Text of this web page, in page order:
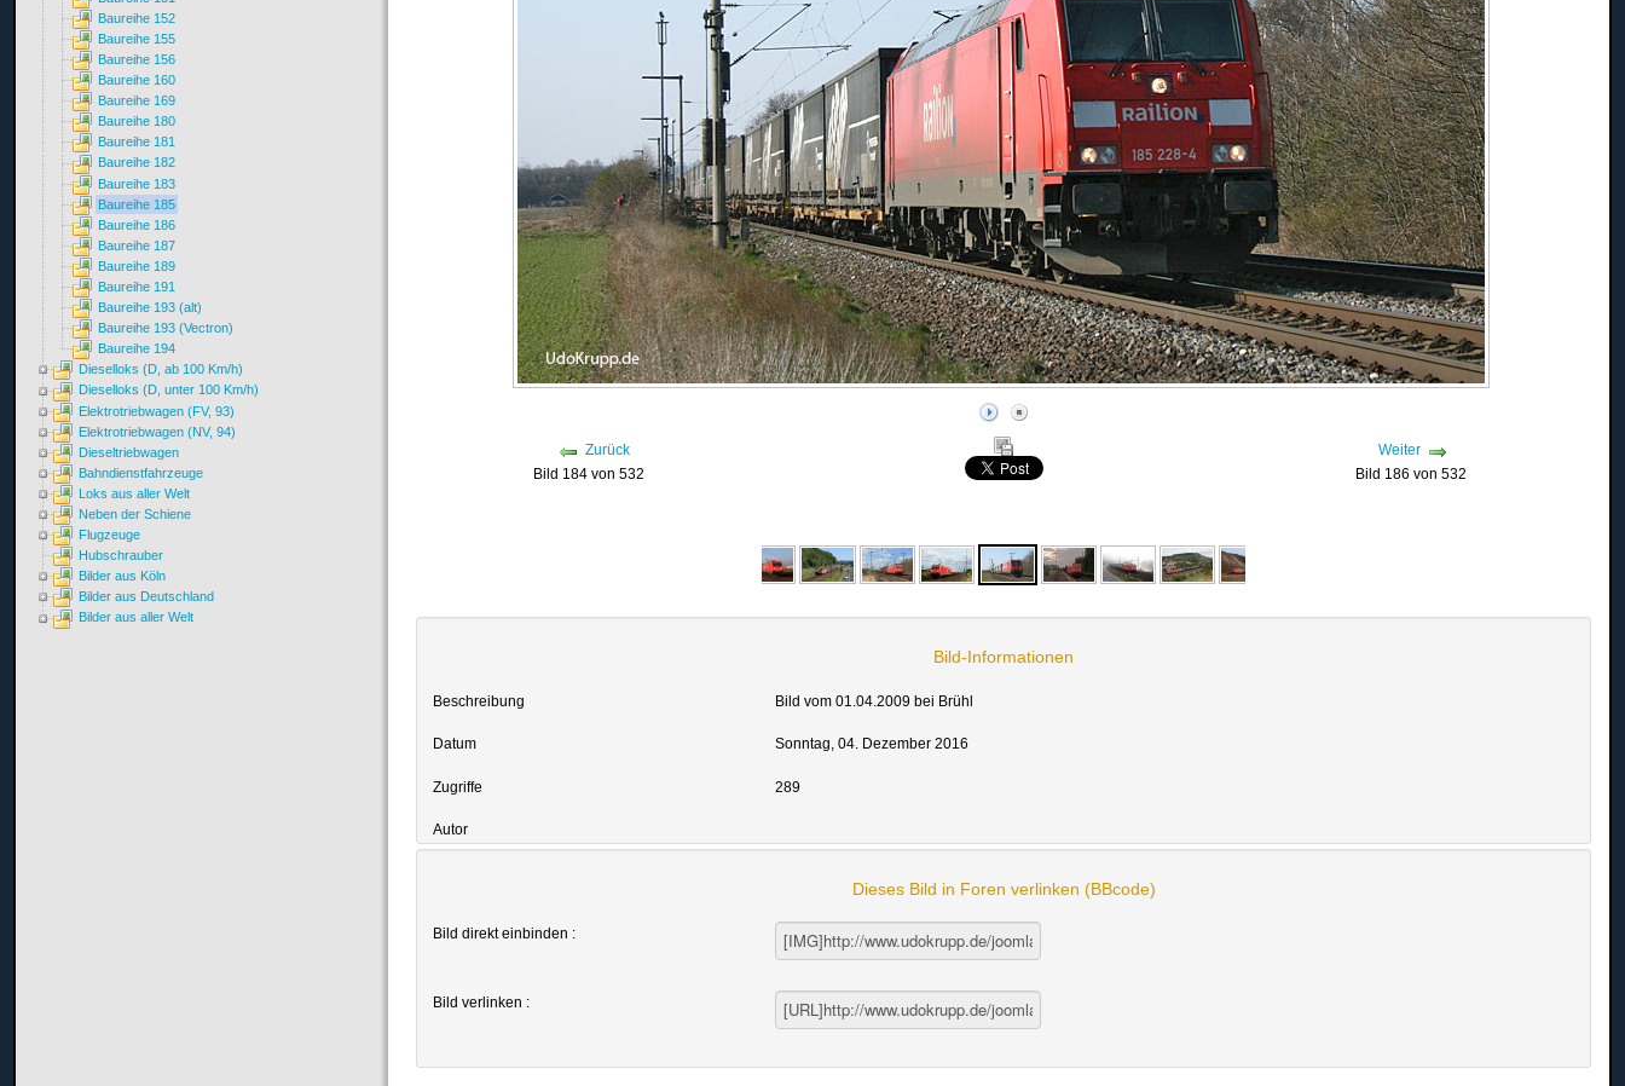
Zurück
Bild 184 von 532
Weiter
Bild 186 von 532
Bild-Informationen
Beschreibung Bild vom 01.04.2009 bei Brühl
Datum Sonntag, 04. Dezember 2016
Zugriffe 289
Autor
Dieses Bild in Foren verlinken (BBcode)
Bild direkt einbinden :
Bild verlinken :
Baureihe 152
Baureihe 155
Baureihe 156
Baureihe 160
Baureihe 169
Baureihe 180
Baureihe 181
Baureihe 182
Baureihe 183
Baureihe 185
Baureihe 186
Baureihe 187
Baureihe 189
Baureihe 191
Baureihe 193 (alt)
Baureihe 193 (Vectron)
Baureihe 194
Dieselloks (D, ab 100 Km/h)
Dieselloks (D, unter 100 Km/h)
Elektrotriebwagen (FV, 93)
Elektrotriebwagen (NV, 94)
Dieseltriebwagen
Bahndienstfahrzeuge
Loks aus aller Welt
Neben der Schiene
Flugzeuge
Hubschrauber
Bilder aus Köln
Bilder aus Deutschland
Bilder aus aller Welt